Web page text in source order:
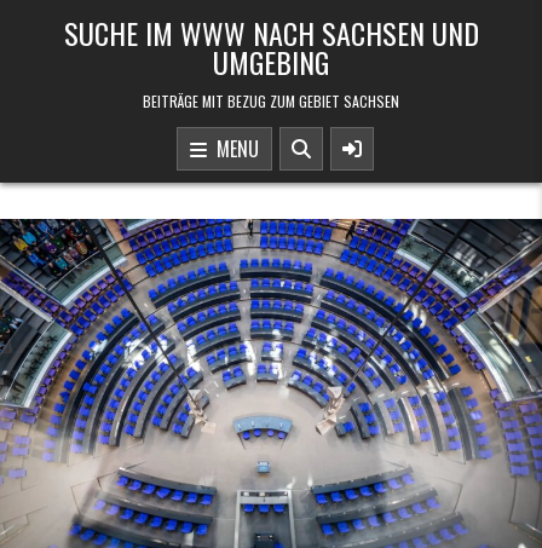
SUCHE IM WWW NACH SACHSEN UND
UMGEBING
BEITRÄGE MIT BEZUG ZUM GEBIET SACHSEN
MENU